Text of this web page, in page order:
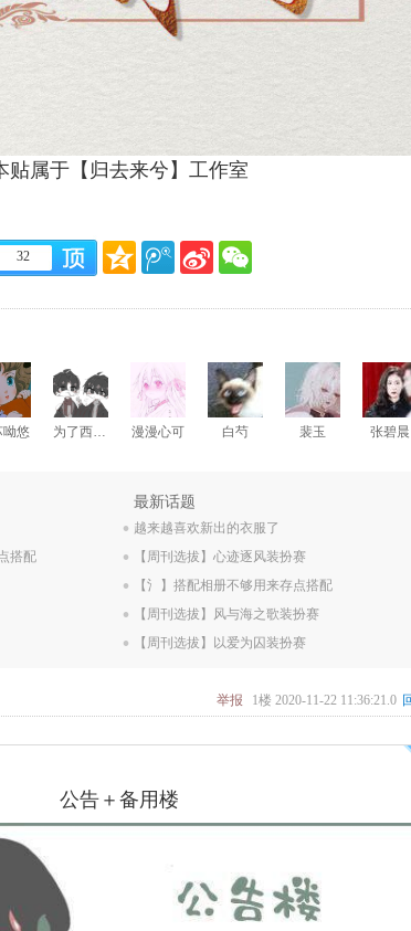
贴属于【归去来兮】工作室
32
呦悠 为了西条高人 漫漫心可 白芍 裴玉 张碧晨
搭配
最新话题
. 越来越喜欢新出的衣服了
. 【周刊选拔】心迹逐风装扮赛
. 【氵】搭配相册不够用来存点搭配
. 【周刊选拔】风与海之歌装扮赛
. 【周刊选拔】以爱为囚装扮赛
举报 1楼 2020-11-22 11:36:21.0
公告＋备用楼